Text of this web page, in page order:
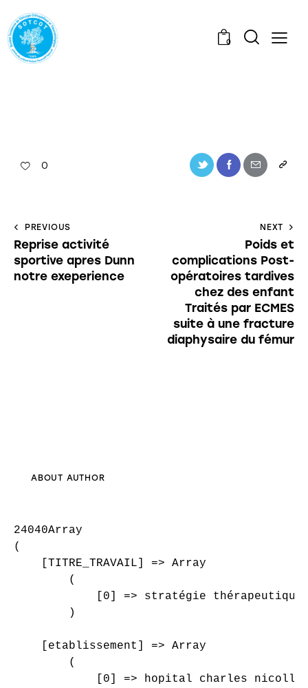
0
0
PREVIOUS
Reprise activité
sportive apres Dunn
notre exeperience
NEXT
Poids et
complications Post-
opératoires tardives
chez des enfant
Traités par ECMES
suite à une fracture
diaphysaire du fémur
ABOUT AUTHOR
24040Array
(
    [TITRE_TRAVAIL] => Array
        (
[0] => stratégie
        )
    [etablissement] => Array
        (
[0] => hopital charles